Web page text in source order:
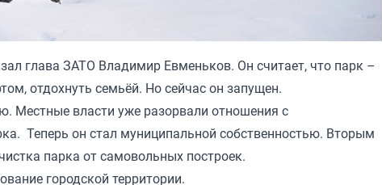
глава ЗАТО Владимир Евменьков. Он считает, что парк –
отдохнуть семьёй. Но сейчас он запущен.
Местные власти уже разорвали отношения с
Теперь он стал муниципальной собственностью. Вторым
парка от самовольных построек.
городской территории.